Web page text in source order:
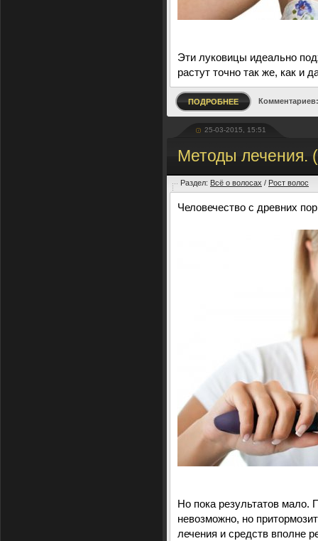
Эти луковицы идеально
растут точно так же, как и
ПОДРОБНЕЕ
25-03-2015, 15:51
Методы лечения.
Раздел: Всё о волосах / Рост волос
Человечество с древних
Но пока результатов мало.
невозможно, но
лечения и средств вполне